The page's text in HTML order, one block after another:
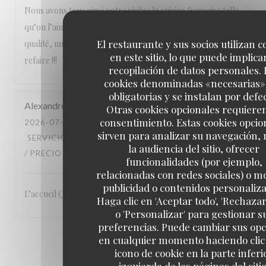
El restaurante y sus socios utilizan
en este sitio, lo que puede
recopilación de datos personales.
cookies denominadas
obligatorias y se instalan por
Otras cookies opcionales
consentimiento. Estas cookies
sirven para analizar su navegación,
la audiencia del sitio, ofrecer
funcionalidades (por ejemplo,
relacionadas con redes sociales) o
publicidad o contenidos
Haga clic en 'Aceptar todo',
o 'Personalizar' para gestionar
preferencias. Puede cambiar sus
en cualquier momento haciendo
icono de cookie en la parte
Nous avons tous aimé notre visite : la cuisine française telle
qu’on l’aime avec des produits de saison, un service de
qualité, une équipe attentionnée, un cadre magnifique. A
refaire !!!
Alexandre
2026-07-23
- 19:00 - INVITADOS 3
SERVICIO
AMBIENTE: 5/5 MENÚ: 5 /5 CALIDAD
/ PRECIO
L’accueil Qualité du service Le site: en bord de Seine
1 2 3